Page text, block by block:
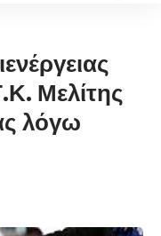
Μελίτης
λόγω